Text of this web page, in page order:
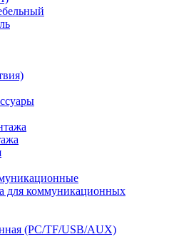
для коммуникационных
(PC/TF/USB/AUX)